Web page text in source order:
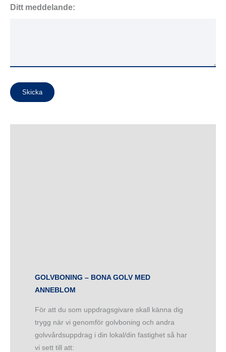
Ditt meddelande:
Skicka
GOLVBONING – BONA GOLV MED
ANNEBLOM
För att du som uppdragsgivare skall känna dig
trygg när vi genomför golvboning och andra
golvvårdsuppdrag i din lokal/din fastighet så har
vi sett till att: